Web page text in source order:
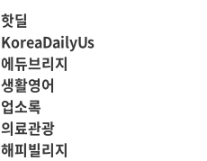
핫딜
KoreaDailyUs
에듀브리지
생활영어
업소록
의료관광
해피빌리지